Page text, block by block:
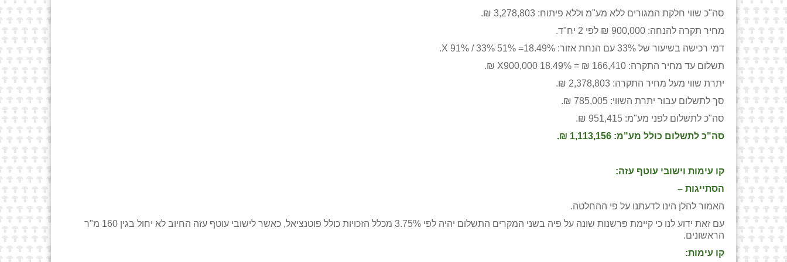
סה"כ שווי חלקת המגורים ללא מע"מ וללא פיתוח: 3,278,803 ₪.
מחיר תקרה להנחה: 900,000 ₪ לפי 2 יח"ד.
דמי רכישה בשיעור של 33% עם הנחת אזור: 18.49%= 51% X 91% / 33%.
תשלום עד מחיר התקרה: 166,410 ₪ = 18.49% X900,000 ₪.
יתרת שווי מעל מחיר התקרה: 2,378,803 ₪.
סך לתשלום עבור יתרת השווי: 785,005 ₪.
סה"כ לתשלום לפני מע"מ: 951,415 ₪.
סה"כ לתשלום כולל מע"מ: 1,113,156 ₪.
קו עימות וישובי עוטף עזה:
הסתייגות –
האמור להלן הינו לדעתנו על פי ההחלטה.
עם זאת ידוע לנו כי קיימת פרשנות שונה על פיה בשני המקרים התשלום יהיה לפי 3.75% מכלל הזכויות כולל פוטנציאל, כאשר לישובי עוטף עזה החיוב לא יחול בגין 160 מ"ר
הראשונים.
קו עימות: